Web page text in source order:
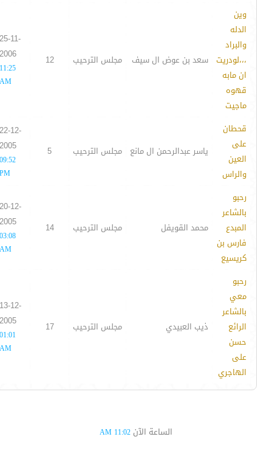
وين
الدله
والبراد
،،،لودريت
ان مابه
قهوه
ماجيت
سعد بن عوض ال سيف مجلس الترحيب 12
25-11-
2006
11:25
AM
قحطان
على
العين
والراس
ياسر عبدالرحمن ال مانع مجلس الترحيب 5
22-12-
2005
09:52
PM
رحبو
بالشاعر
المبدع
فارس بن
كريسيع
محمد القويفل مجلس الترحيب 14
20-12-
2005
03:08
AM
رحبو
معي
بالشاعر
الرائع
حسن
على
الهاجري
ذيب العبيدي مجلس الترحيب 17
13-12-
2005
01:01
AM
الساعة الآن 11:02 AM